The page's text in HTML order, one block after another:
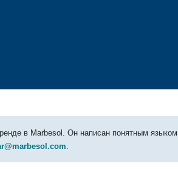
в Marbesol. Он написан понятным